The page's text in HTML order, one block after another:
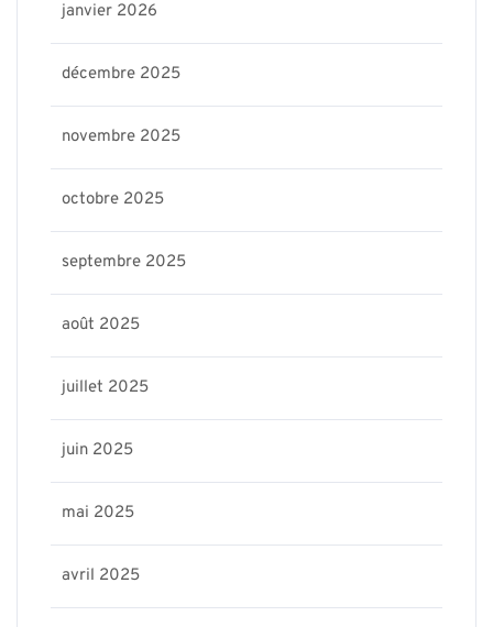
janvier 2026
décembre 2025
novembre 2025
octobre 2025
septembre 2025
août 2025
juillet 2025
juin 2025
mai 2025
avril 2025